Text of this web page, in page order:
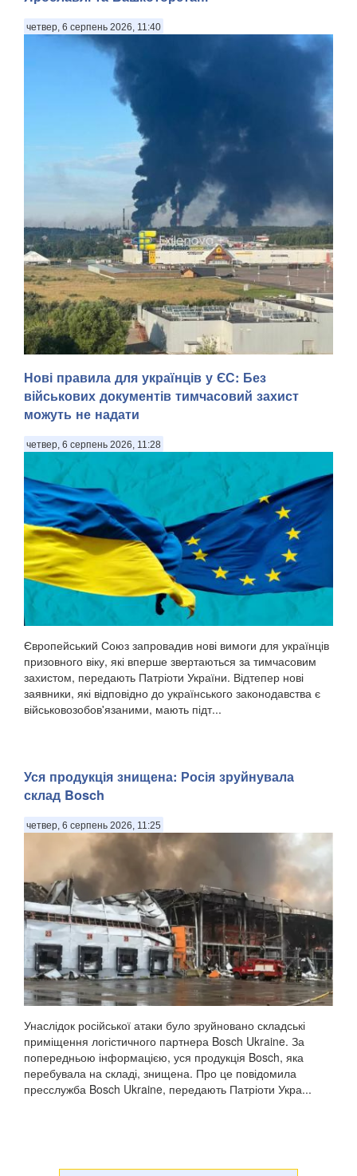
четвер, 6 серпень 2026, 11:40
У Ярославлі дрони атакували один з найбільших
нафтопереробних заводів росії. Місцева влада заявила
про «наймасовішу атаку» безпілотників на область. Про
атаку повідомив губернатор Ярославської області
Михайло Євраєв, передають Патріоти України. . За с...
Нові правила для українців у ЄС: Без
військових документів тимчасовий захист
можуть не надати
четвер, 6 серпень 2026, 11:28
Європейський Союз запровадив нові вимоги для українців
призовного віку, які вперше звертаються за тимчасовим
захистом, передають Патріоти України. Відтепер нові
заявники, які відповідно до українського законодавства є
військовозобов'язаними, мають підт...
Уся продукція знищена: Росія зруйнувала
склад Bosch
четвер, 6 серпень 2026, 11:25
Унаслідок російської атаки було зруйновано складські
приміщення логістичного партнера Bosch Ukraine. За
попередньою інформацією, уся продукція Bosch, яка
перебувала на складі, знищена. Про це повідомила
пресслужба Bosch Ukraine, передають Патріоти Укра...